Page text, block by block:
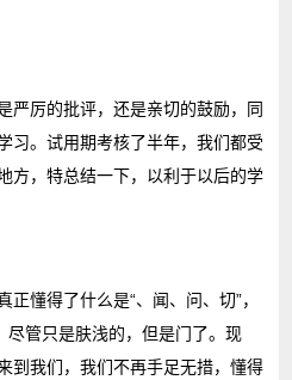
严厉的批评，还是亲切的鼓励，同
习。试用期考核了半年，我们都受
方，特总结一下，以利于以后的学
懂得了什么是“、闻、问、切”，
尽管只是肤浅的，但是门了。现
到我们，我们不再手足无措，懂得